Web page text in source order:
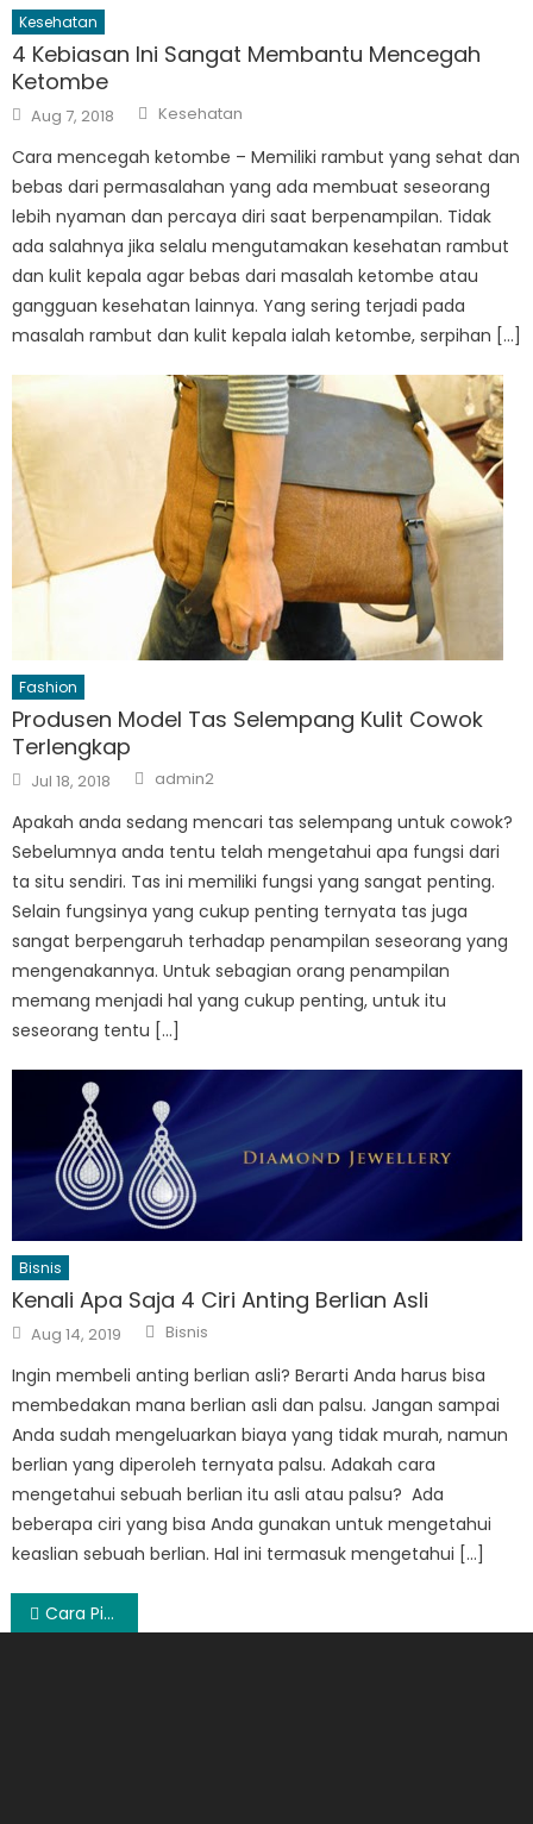
Kesehatan
4 Kebiasan Ini Sangat Membantu Mencegah
Ketombe
Posted
on
Aug 7, 2018 Author
Kesehatan
Cara mencegah ketombe – Memiliki rambut yang sehat dan
bebas dari permasalahan yang ada membuat seseorang
lebih nyaman dan percaya diri saat berpenampilan. Tidak
ada salahnya jika selalu mengutamakan kesehatan rambut
dan kulit kepala agar bebas dari masalah ketombe atau
gangguan kesehatan lainnya. Yang sering terjadi pada
masalah rambut dan kulit kepala ialah ketombe, serpihan […]
Fashion
Produsen Model Tas Selempang Kulit Cowok
Terlengkap
Posted
on
Jul 18, 2018 Author
admin2
Apakah anda sedang mencari tas selempang untuk cowok?
Sebelumnya anda tentu telah mengetahui apa fungsi dari
ta situ sendiri. Tas ini memiliki fungsi yang sangat penting.
Selain fungsinya yang cukup penting ternyata tas juga
sangat berpengaruh terhadap penampilan seseorang yang
mengenakannya. Untuk sebagian orang penampilan
memang menjadi hal yang cukup penting, untuk itu
seseorang tentu […]
Bisnis
Kenali Apa Saja 4 Ciri Anting Berlian Asli
Posted
on
Aug 14, 2019 Author
Bisnis
Ingin membeli anting berlian asli? Berarti Anda harus bisa
membedakan mana berlian asli dan palsu. Jangan sampai
Anda sudah mengeluarkan biaya yang tidak murah, namun
berlian yang diperoleh ternyata palsu. Adakah cara
mengetahui sebuah berlian itu asli atau palsu? Ada
beberapa ciri yang bisa Anda gunakan untuk mengetahui
keaslian sebuah berlian. Hal ini termasuk mengetahui […]
Post
Cara Pintar Menggali Peluang Bisnis Online